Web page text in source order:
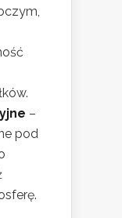
–
pod